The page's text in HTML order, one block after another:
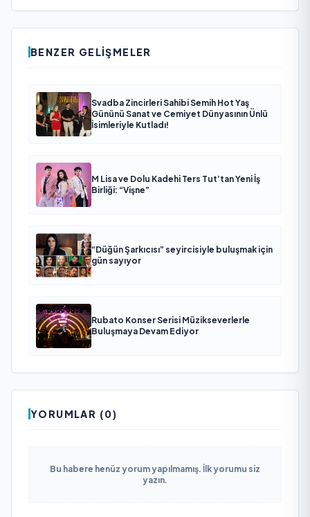
BENZER GELIŞMELER
Svadba Zincirleri Sahibi Semih Hot Yaş
Gününü Sanat ve Cemiyet Dünyasının Ünlü
İsimleriyle Kutladı!
M Lisa ve Dolu Kadehi Ters Tut’tan Yeni İş
Birliği: “Vişne”
“Düğün Şarkıcısı” seyircisiyle buluşmak için
gün sayıyor
Rubato Konser Serisi Müzikseverlerle
Buluşmaya Devam Ediyor
YORUMLAR (0)
Bu habere henüz yorum yapılmamış. İlk yorumu siz
yazın.